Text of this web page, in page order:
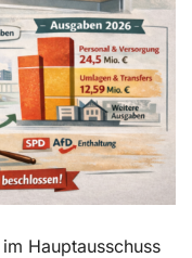
Hauptausschuss